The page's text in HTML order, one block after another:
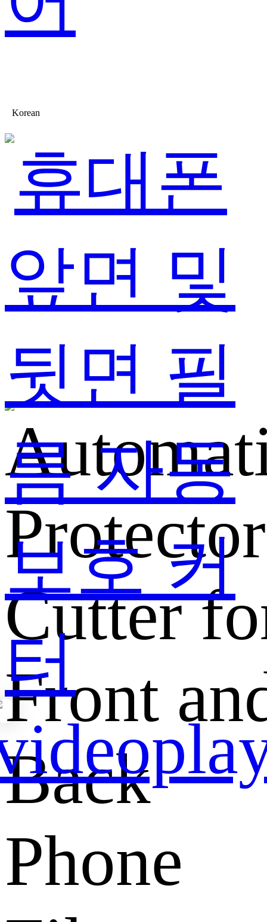
Korean